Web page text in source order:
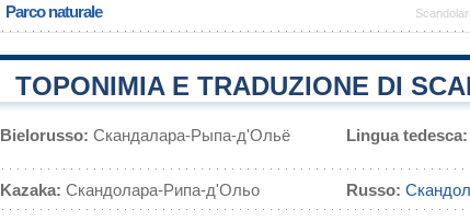
Parco naturale
TOPONIMIA E TRADUZIONE DI
Bielorusso: Скандалара-Рыпа-д'Ольё Lingua tedesca:
Kazaka: Скандолара-Рипа-д'Ольо Russo: